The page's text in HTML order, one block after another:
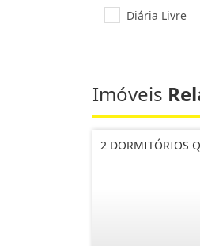
Diária Livre
Imóveis
2 DORMITÓRIOS